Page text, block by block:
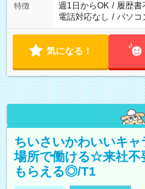
特徴 週1日からOK / 履歴書
電話対応なし / パソコ
気になる！
ちいさいかわいいキ
場所で働ける☆来社不
もらえる◎/T1